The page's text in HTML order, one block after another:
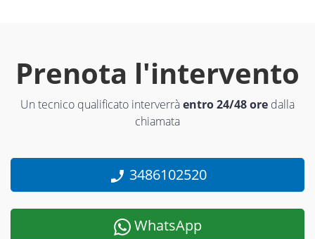
Prenota l'intervento
Un tecnico qualificato interverràentro 24/48 ore dalla
chiamata
3486102520
WhatsApp